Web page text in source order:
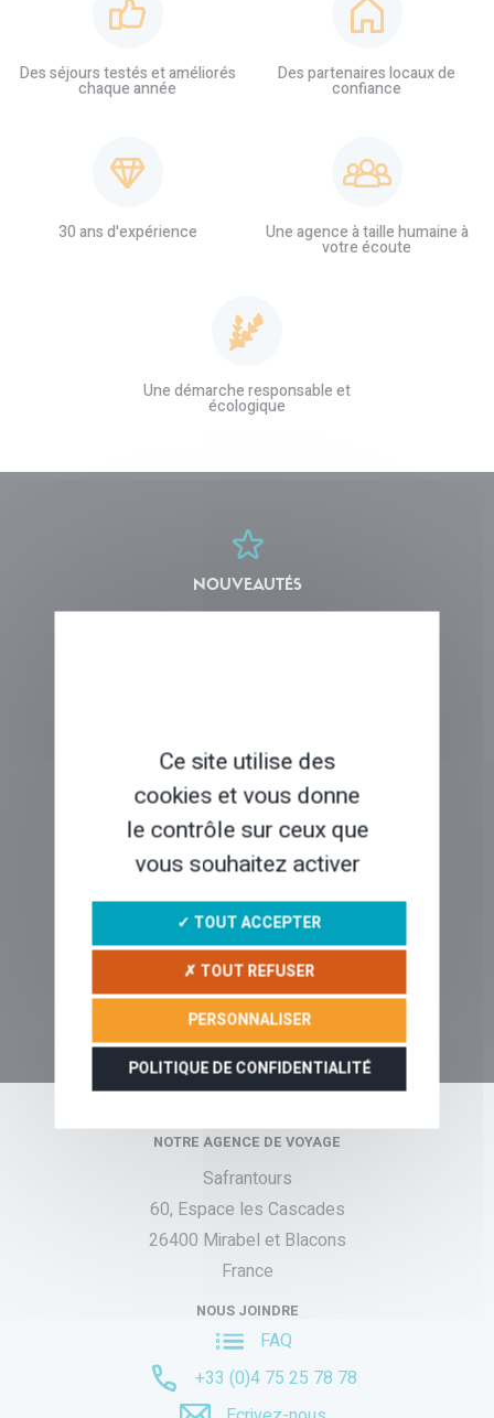
Des séjours testés et améliorés
chaque année
Des partenaires locaux de
confiance
30 ans d'expérience Une agence à taille humaine à
votre écoute
Une démarche responsable et
écologique
NOUVEAUTÉS
QUI SOMMES-NOUS ?
RÉCITS & CONSEILS
NOTRE AGENCE DE VOYAGE
Safrantours
60, Espace les Cascades
26400 Mirabel et Blacons
France
NOUS JOINDRE
FAQ
+33 (0)4 75 25 78 78
Ce site utilise des
cookies et vous donne
le contrôle sur ceux que
vous souhaitez activer
✓ TOUT ACCEPTER
✗ TOUT REFUSER
PERSONNALISER
POLITIQUE DE CONFIDENTIALITÉ